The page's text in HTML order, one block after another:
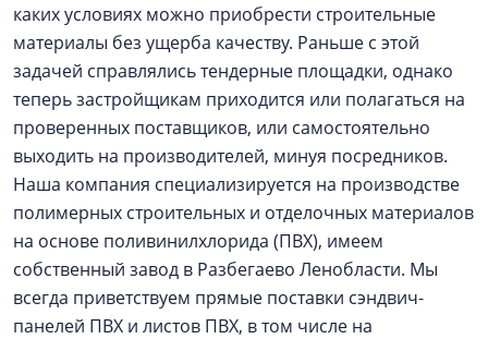
каких условиях можно приобрести строительные
материалы без ущерба качеству. Раньше с этой
задачей справлялись тендерные площадки, однако
теперь застройщикам приходится или полагаться на
проверенных поставщиков, или самостоятельно
выходить на производителей, минуя посредников.
Наша компания специализируется на производстве
полимерных строительных и отделочных материалов
на основе поливинилхлорида (ПВХ), имеем
собственный завод в Разбегаево Ленобласти. Мы
всегда приветствуем прямые поставки сэндвич-
панелей ПВХ и листов ПВХ, в том числе на